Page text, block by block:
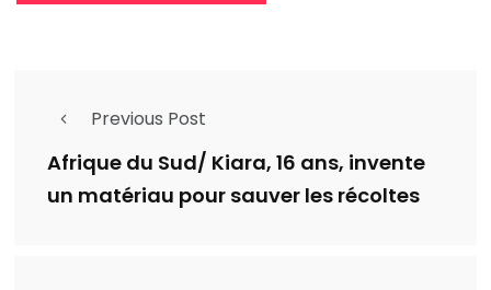
Previous Post
Afrique du Sud/ Kiara, 16 ans, invente
un matériau pour sauver les récoltes